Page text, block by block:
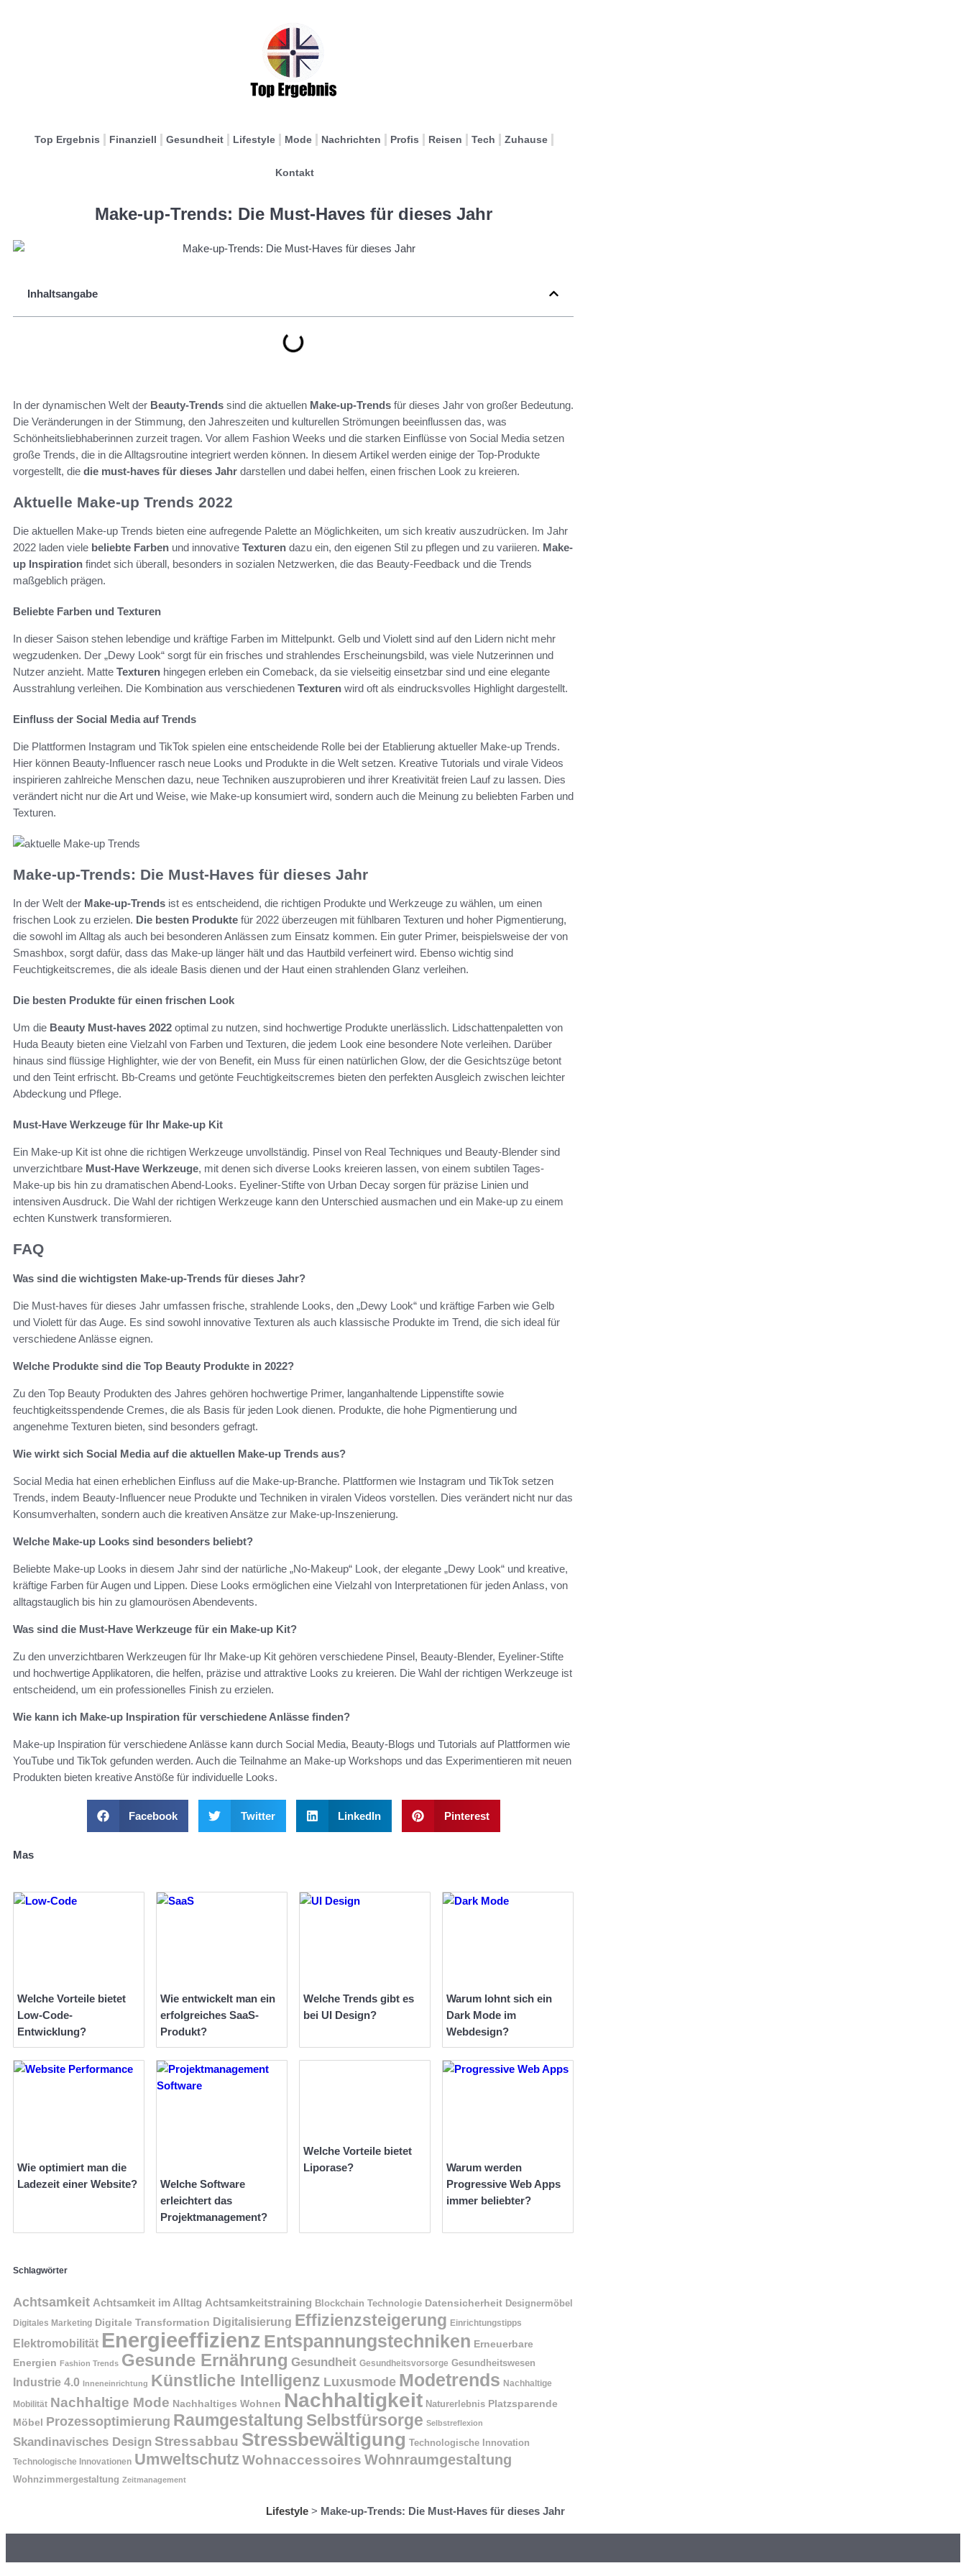
Top Ergebnis Finanziell Gesundheit Lifestyle Mode Nachrichten Profis Reisen Tech Zuhause
Kontakt
Make-up-Trends: Die Must-Haves für dieses Jahr
Inhaltsangabe
In der dynamischen Welt der Beauty-Trends sind die aktuellen Make-up-Trends für dieses Jahr von großer Bedeutung.
Die Veränderungen in der Stimmung, den Jahreszeiten und kulturellen Strömungen beeinflussen das, was
Schönheitsliebhaberinnen zurzeit tragen. Vor allem Fashion Weeks und die starken Einflüsse von Social Media setzen
große Trends, die in die Alltagsroutine integriert werden können. In diesem Artikel werden einige der Top-Produkte
vorgestellt, die die must-haves für dieses Jahr darstellen und dabei helfen, einen frischen Look zu kreieren.
Aktuelle Make-up Trends 2022
Die aktuellen Make-up Trends bieten eine aufregende Palette an Möglichkeiten, um sich kreativ auszudrücken. Im Jahr
2022 laden viele beliebte Farben und innovative Texturen dazu ein, den eigenen Stil zu pflegen und zu variieren. Make-
up Inspiration findet sich überall, besonders in sozialen Netzwerken, die das Beauty-Feedback und die Trends
maßgeblich prägen.
Beliebte Farben und Texturen
In dieser Saison stehen lebendige und kräftige Farben im Mittelpunkt. Gelb und Violett sind auf den Lidern nicht mehr
wegzudenken. Der „Dewy Look“ sorgt für ein frisches und strahlendes Erscheinungsbild, was viele Nutzerinnen und
Nutzer anzieht. Matte Texturen hingegen erleben ein Comeback, da sie vielseitig einsetzbar sind und eine elegante
Ausstrahlung verleihen. Die Kombination aus verschiedenen Texturen wird oft als eindrucksvolles Highlight dargestellt.
Einfluss der Social Media auf Trends
Die Plattformen Instagram und TikTok spielen eine entscheidende Rolle bei der Etablierung aktueller Make-up Trends.
Hier können Beauty-Influencer rasch neue Looks und Produkte in die Welt setzen. Kreative Tutorials und virale Videos
inspirieren zahlreiche Menschen dazu, neue Techniken auszuprobieren und ihrer Kreativität freien Lauf zu lassen. Dies
verändert nicht nur die Art und Weise, wie Make-up konsumiert wird, sondern auch die Meinung zu beliebten Farben und
Texturen.
Make-up-Trends: Die Must-Haves für dieses Jahr
In der Welt der Make-up-Trends ist es entscheidend, die richtigen Produkte und Werkzeuge zu wählen, um einen
frischen Look zu erzielen. Die besten Produkte für 2022 überzeugen mit fühlbaren Texturen und hoher Pigmentierung,
die sowohl im Alltag als auch bei besonderen Anlässen zum Einsatz kommen. Ein guter Primer, beispielsweise der von
Smashbox, sorgt dafür, dass das Make-up länger hält und das Hautbild verfeinert wird. Ebenso wichtig sind
Feuchtigkeitscremes, die als ideale Basis dienen und der Haut einen strahlenden Glanz verleihen.
Die besten Produkte für einen frischen Look
Um die Beauty Must-haves 2022 optimal zu nutzen, sind hochwertige Produkte unerlässlich. Lidschattenpaletten von
Huda Beauty bieten eine Vielzahl von Farben und Texturen, die jedem Look eine besondere Note verleihen. Darüber
hinaus sind flüssige Highlighter, wie der von Benefit, ein Muss für einen natürlichen Glow, der die Gesichtszüge betont
und den Teint erfrischt. Bb-Creams und getönte Feuchtigkeitscremes bieten den perfekten Ausgleich zwischen leichter
Abdeckung und Pflege.
Must-Have Werkzeuge für Ihr Make-up Kit
Ein Make-up Kit ist ohne die richtigen Werkzeuge unvollständig. Pinsel von Real Techniques und Beauty-Blender sind
unverzichtbare Must-Have Werkzeuge, mit denen sich diverse Looks kreieren lassen, von einem subtilen Tages-
Make-up bis hin zu dramatischen Abend-Looks. Eyeliner-Stifte von Urban Decay sorgen für präzise Linien und
intensiven Ausdruck. Die Wahl der richtigen Werkzeuge kann den Unterschied ausmachen und ein Make-up zu einem
echten Kunstwerk transformieren.
FAQ
Was sind die wichtigsten Make-up-Trends für dieses Jahr?
Die Must-haves für dieses Jahr umfassen frische, strahlende Looks, den „Dewy Look“ und kräftige Farben wie Gelb
und Violett für das Auge. Es sind sowohl innovative Texturen als auch klassische Produkte im Trend, die sich ideal für
verschiedene Anlässe eignen.
Welche Produkte sind die Top Beauty Produkte in 2022?
Zu den Top Beauty Produkten des Jahres gehören hochwertige Primer, langanhaltende Lippenstifte sowie
feuchtigkeitsspendende Cremes, die als Basis für jeden Look dienen. Produkte, die hohe Pigmentierung und
angenehme Texturen bieten, sind besonders gefragt.
Wie wirkt sich Social Media auf die aktuellen Make-up Trends aus?
Social Media hat einen erheblichen Einfluss auf die Make-up-Branche. Plattformen wie Instagram und TikTok setzen
Trends, indem Beauty-Influencer neue Produkte und Techniken in viralen Videos vorstellen. Dies verändert nicht nur das
Konsumverhalten, sondern auch die kreativen Ansätze zur Make-up-Inszenierung.
Welche Make-up Looks sind besonders beliebt?
Beliebte Make-up Looks in diesem Jahr sind der natürliche „No-Makeup“ Look, der elegante „Dewy Look“ und kreative,
kräftige Farben für Augen und Lippen. Diese Looks ermöglichen eine Vielzahl von Interpretationen für jeden Anlass, von
alltagstauglich bis hin zu glamourösen Abendevents.
Was sind die Must-Have Werkzeuge für ein Make-up Kit?
Zu den unverzichtbaren Werkzeugen für Ihr Make-up Kit gehören verschiedene Pinsel, Beauty-Blender, Eyeliner-Stifte
und hochwertige Applikatoren, die helfen, präzise und attraktive Looks zu kreieren. Die Wahl der richtigen Werkzeuge ist
entscheidend, um ein professionelles Finish zu erzielen.
Wie kann ich Make-up Inspiration für verschiedene Anlässe finden?
Make-up Inspiration für verschiedene Anlässe kann durch Social Media, Beauty-Blogs und Tutorials auf Plattformen wie
YouTube und TikTok gefunden werden. Auch die Teilnahme an Make-up Workshops und das Experimentieren mit neuen
Produkten bieten kreative Anstöße für individuelle Looks.
Facebook Twitter LinkedIn Pinterest
Mas
Welche Vorteile bietet
Low-Code-
Entwicklung?
Wie entwickelt man ein
erfolgreiches SaaS-
Produkt?
Welche Trends gibt es
bei UI Design?
Warum lohnt sich ein
Dark Mode im
Webdesign?
Wie optimiert man die
Ladezeit einer Website?
Welche Software
erleichtert das
Projektmanagement?
Welche Vorteile bietet
Liporase?
Warum werden
Progressive Web Apps
immer beliebter?
Schlagwörter
Achtsamkeit Achtsamkeit im Alltag Achtsamkeitstraining Blockchain Technologie Datensicherheit Designermöbel
Digitales Marketing Digitale Transformation Digitalisierung Effizienzsteigerung Einrichtungstipps
Elektromobilität Energieeffizienz Entspannungstechniken Erneuerbare
Energien Fashion Trends Gesunde Ernährung Gesundheit Gesundheitsvorsorge Gesundheitswesen
Industrie 4.0 Inneneinrichtung Künstliche Intelligenz Luxusmode Modetrends Nachhaltige
Mobilität Nachhaltige Mode Nachhaltiges Wohnen Nachhaltigkeit Naturerlebnis Platzsparende
Möbel Prozessoptimierung Raumgestaltung Selbstfürsorge Selbstreflexion
Skandinavisches Design Stressabbau Stressbewältigung Technologische Innovation
Technologische Innovationen Umweltschutz Wohnaccessoires Wohnraumgestaltung
Wohnzimmergestaltung Zeitmanagement
Lifestyle > Make-up-Trends: Die Must-Haves für dieses Jahr